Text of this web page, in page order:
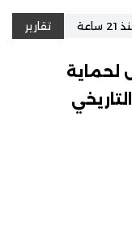
ساعة تقارير
لحماية